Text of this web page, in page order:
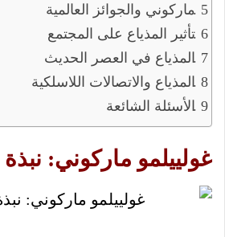
ماركوني والجوائز العالمية
تأثير المذياع على المجتمع
المذياع في العصر الحديث
المذياع والاتصالات اللاسلكية
الأسئلة الشائعة
غولييلمو ماركوني: